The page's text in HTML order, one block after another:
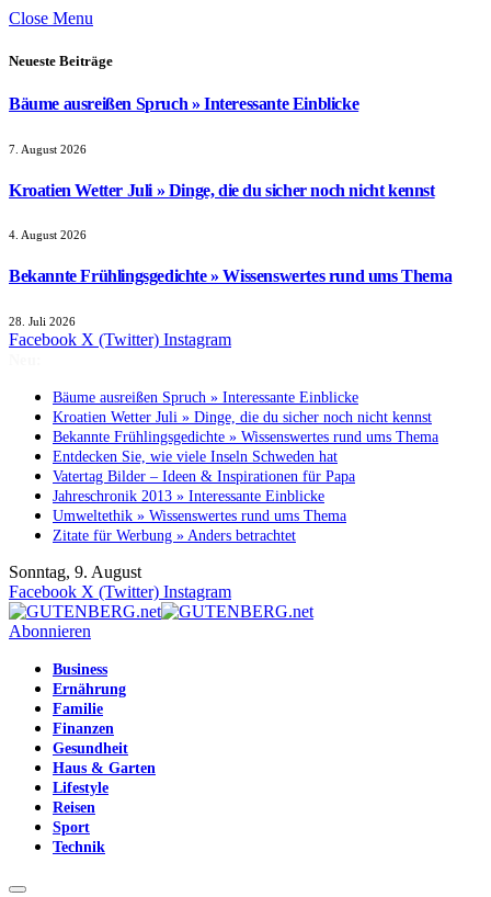
Close Menu
Neueste Beiträge
Bäume ausreißen Spruch » Interessante Einblicke
7. August 2026
Kroatien Wetter Juli » Dinge, die du sicher noch nicht kennst
4. August 2026
Bekannte Frühlingsgedichte » Wissenswertes rund ums Thema
28. Juli 2026
Facebook X (Twitter) Instagram
Bäume ausreißen Spruch » Interessante Einblicke
Kroatien Wetter Juli » Dinge, die du sicher noch nicht kennst
Bekannte Frühlingsgedichte » Wissenswertes rund ums Thema
Entdecken Sie, wie viele Inseln Schweden hat
Vatertag Bilder – Ideen & Inspirationen für Papa
Jahreschronik 2013 » Interessante Einblicke
Umweltethik » Wissenswertes rund ums Thema
Zitate für Werbung » Anders betrachtet
Sonntag, 9. August
Facebook X (Twitter) Instagram
Abonnieren
Business
Ernährung
Familie
Finanzen
Gesundheit
Haus & Garten
Lifestyle
Reisen
Sport
Technik